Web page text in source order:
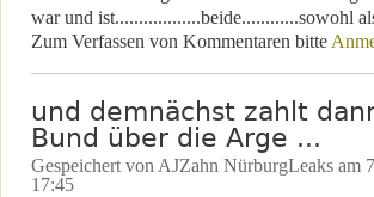
war und ist..................beide............sowohl
Zum Verfassen von Kommentaren bitte
und demnächst zahlt
Bund über die Arge ...
Gespeichert von AJZahn NürburgLeaks am
17:45